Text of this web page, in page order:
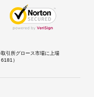
引所グロース市場に上場
）